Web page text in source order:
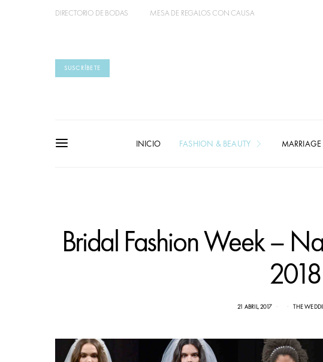
DIRECTORIO DE BODAS MESA DE REGALOS CON CAUSA
SUSCRÍBETE
INICIO FASHION & BEAUTY MARRIAGE
Bridal Fashion Week –
2018
21 ABRIL, 2017 THE